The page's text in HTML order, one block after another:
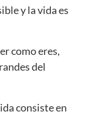
y la vida es
como eres,
del
consiste en